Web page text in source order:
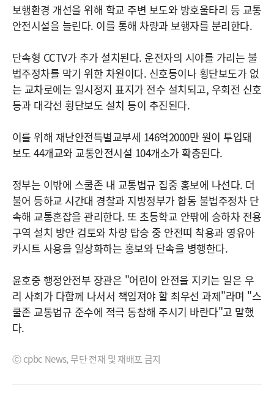
보행환경 개선을 위해 학교 주변 보도와 방호울타리 등 교통
안전시설을 늘린다. 이를 통해 차량과 보행자를 분리한다.
단속형 CCTV가 추가 설치된다. 운전자의 시야를 가리는 불
법주정차를 막기 위한 차원이다. 신호등이나 횡단보도가 없
는 교차로에는 일시정지 표지가 전수 설치되고, 우회전 신호
등과 대각선 횡단보도 설치 등이 추진된다.
이를 위해 재난안전특별교부세 146억2000만 원이 투입돼
보도 44개교와 교통안전시설 104개소가 확충된다.
정부는 이밖에 스쿨존 내 교통법규 집중​​​​​​​ 홍보에 나선다. 더
불어 등하교 시간대 경찰과 지방정부가 합동 불법주정차 단
속해 교통혼잡을 관리한다. 또 초등학교 안팎에 승하차 전용
구역 설치 방안 검토와 차량 탑승 중 안전띠 착용과 영유아
카시트 사용을 일상화하는 홍보와 단속을 병행한다.
윤호중 행정안전부 장관은 "어린이 안전을 지키는 일은 우
리 사회가 다함께 나서서 책임져야 할 최우선 과제"라며 "스
쿨존 교통법규 준수에 적극 동참해 주시기 바란다"고 말했
다.
ⓒ cpbc News, 무단 전재 및 재배포 금지